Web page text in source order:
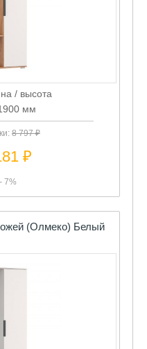
/ высота
мм
8 797 ₽
₽
7%
(Олмеко) Белый